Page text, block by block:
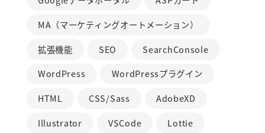
MA（マーケティングオートメーション）
拡張機能
SEO
SearchConsole
WordPress
WordPressプラグイン
HTML
CSS/Sass
AdobeXD
Illustrator
VSCode
Lottie